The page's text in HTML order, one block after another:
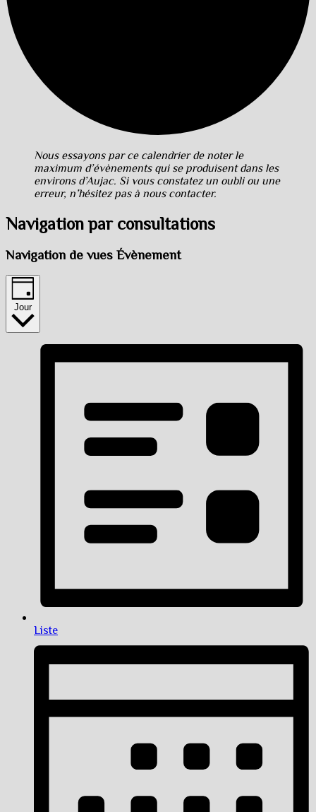
Nous essayons par ce calendrier de noter le
maximum d’évènements qui se produisent dans les
environs d’Aujac. Si vous constatez un oubli ou une
erreur, n’hésitez pas à nous contacter.
Navigation par consultations
Navigation de vues Évènement
Jour
Liste